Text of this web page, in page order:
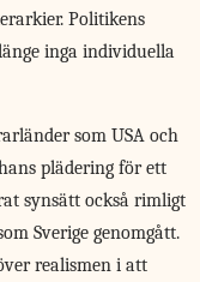
Politikens
inga individuella
som USA och
plädering för ett
synsätt också rimligt
Sverige genomgått.
realismen i att